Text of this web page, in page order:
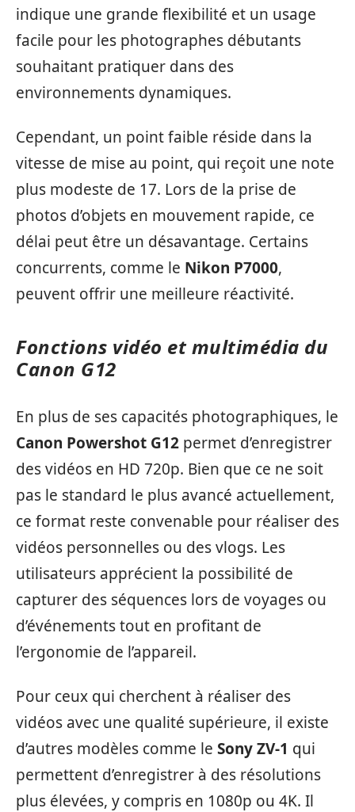
indique une grande flexibilité et un usage
facile pour les photographes débutants
souhaitant pratiquer dans des
environnements dynamiques.
Cependant, un point faible réside dans la
vitesse de mise au point, qui reçoit une note
plus modeste de 17. Lors de la prise de
photos d’objets en mouvement rapide, ce
délai peut être un désavantage. Certains
concurrents, comme le Nikon P7000,
peuvent offrir une meilleure réactivité.
Fonctions vidéo et multimédia du
Canon G12
En plus de ses capacités photographiques, le
Canon Powershot G12 permet d’enregistrer
des vidéos en HD 720p. Bien que ce ne soit
pas le standard le plus avancé actuellement,
ce format reste convenable pour réaliser des
vidéos personnelles ou des vlogs. Les
utilisateurs apprécient la possibilité de
capturer des séquences lors de voyages ou
d’événements tout en profitant de
l’ergonomie de l’appareil.
Pour ceux qui cherchent à réaliser des
vidéos avec une qualité supérieure, il existe
d’autres modèles comme le Sony ZV-1 qui
permettent d’enregistrer à des résolutions
plus élevées, y compris en 1080p ou 4K. Il